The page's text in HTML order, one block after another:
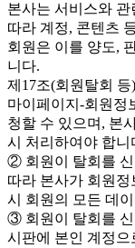
본사는 서비스와 관
따라 계정, 콘텐츠
회원은 이를 양도,
니다.
제17조(회원탈회
마이페이지-회원정
청할 수 있으며, 본
시 처리하여야 합니
② 회원이 탈회를 신
따라 본사가 회원
시 회원의 모든 데
③ 회원이 탈회를 신
시판에 본인 계정으